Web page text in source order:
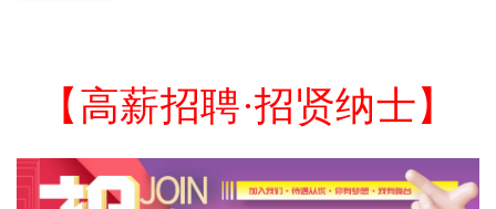
【 高薪招聘·招贤纳士】